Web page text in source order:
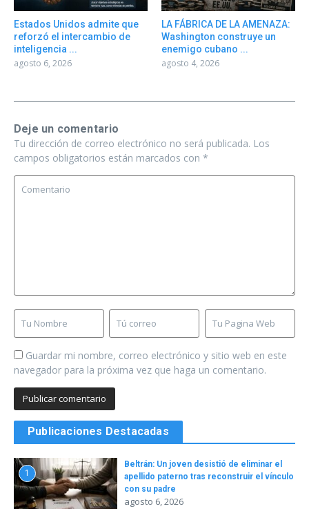
Estados Unidos admite que
reforzó el intercambio de
inteligencia ...
agosto 6, 2026
LA FÁBRICA DE LA AMENAZA:
Washington construye un
enemigo cubano ...
agosto 4, 2026
Deje un comentario
Tu dirección de correo electrónico no será publicada. Los
campos obligatorios están marcados con *
Guardar mi nombre, correo electrónico y sitio web en este
navegador para la próxima vez que haga un comentario.
Publicaciones Destacadas
1
Beltrán: Un joven desistió de eliminar el
apellido paterno tras reconstruir el vínculo
con su padre
agosto 6, 2026